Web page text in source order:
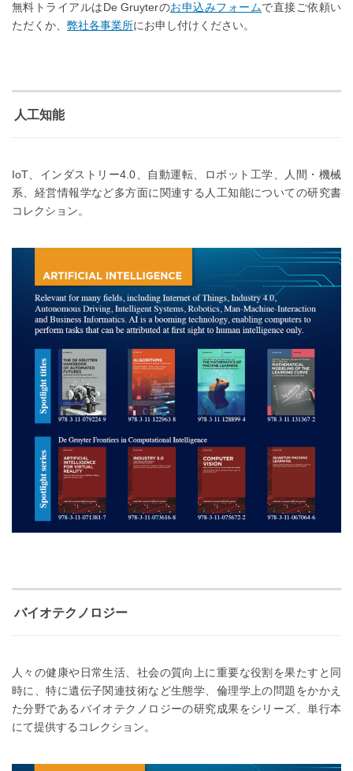
無料トライアルはDe Gruyterのお申込みフォームで直接ご依頼い
ただくか、 弊社各事業所にお申し付けください。
人工知能
IoT、インダストリー4.0、自動運転、ロボット工学、人間・機械
系、経営情報学など多方面に関連する人工知能についての研究書
コレクション。
バイオテクノロジー
人々の健康や日常生活、社会の質向上に重要な役割を果たすと同
時に、特に遺伝子関連技術など生態学、倫理学上の問題をかかえ
た分野であるバイオテクノロジーの研究成果をシリーズ、単行本
にて提供するコレクション。